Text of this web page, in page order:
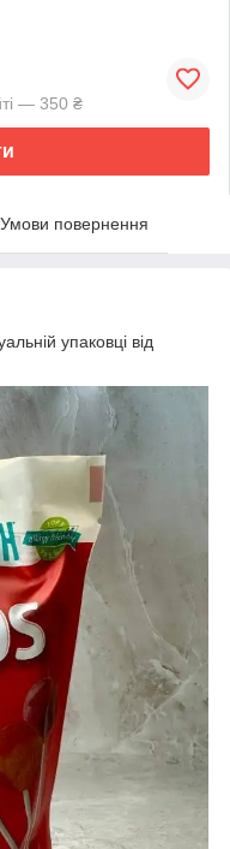
— 350 ₴
Умови повернення
упаковці від